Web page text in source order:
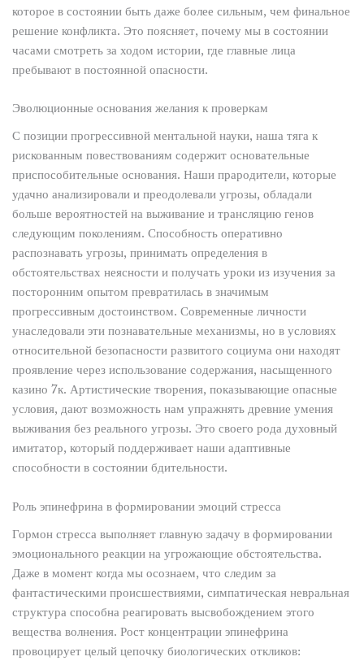
которое в состоянии быть даже более сильным, чем финальное
решение конфликта. Это поясняет, почему мы в состоянии
часами смотреть за ходом истории, где главные лица
пребывают в постоянной опасности.
Эволюционные основания желания к проверкам
С позиции прогрессивной ментальной науки, наша тяга к
рискованным повествованиям содержит основательные
приспособительные основания. Наши прародители, которые
удачно анализировали и преодолевали угрозы, обладали
больше вероятностей на выживание и трансляцию генов
следующим поколениям. Способность оперативно
распознавать угрозы, принимать определения в
обстоятельствах неясности и получать уроки из изучения за
посторонним опытом превратилась в значимым
прогрессивным достоинством. Современные личности
унаследовали эти познавательные механизмы, но в условиях
относительной безопасности развитого социума они находят
проявление через использование содержания, насыщенного
казино 7к. Артистические творения, показывающие опасные
условия, дают возможность нам упражнять древние умения
выживания без реального угрозы. Это своего рода духовный
имитатор, который поддерживает наши адаптивные
способности в состоянии бдительности.
Роль эпинефрина в формировании эмоций стресса
Гормон стресса выполняет главную задачу в формировании
эмоционального реакции на угрожающие обстоятельства.
Даже в момент когда мы осознаем, что следим за
фантастическими происшествиями, симпатическая невральная
структура способна реагировать высвобождением этого
вещества волнения. Рост концентрации эпинефрина
провоцирует целый цепочку биологических откликов: